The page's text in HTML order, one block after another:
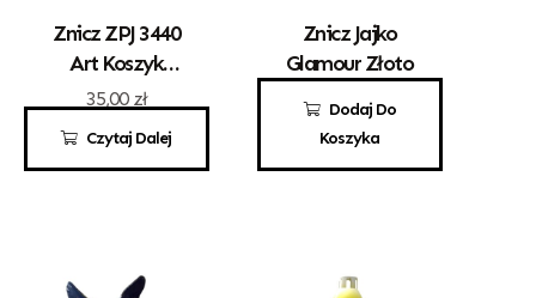
Czytaj Dalej
Znicz ZPJ 3440
Art Koszyk
Brązowy
35,00 zł
Dodaj Do
Koszyka
Znicz Jajko
Glamour Złoto
89,00 zł